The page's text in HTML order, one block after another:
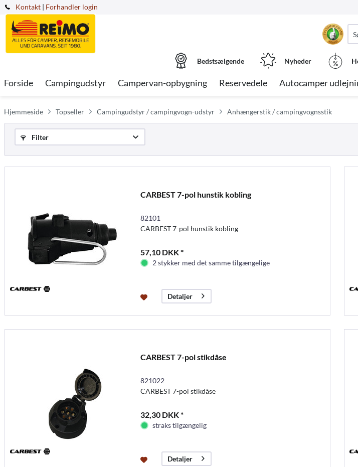
Kontakt | Forhandler login
Bedstsælgende Nyheder
Forside Campingudstyr Campervan-opbygning Reservedele Autocamper
Hjemmeside Topseller Campingudstyr / campingvogn-udstyr Anhængerstik / campingvognsstik
Filter
CARBEST 7-pol hunstik kobling
82101
CARBEST 7-pol hunstik kobling
57,10 DKK *
2 stykker med det samme tilgængelige
Detaljer
CARBEST 7-pol stikdåse
821022
CARBEST 7-pol stikdåse
32,30 DKK *
straks tilgængelig
Detaljer